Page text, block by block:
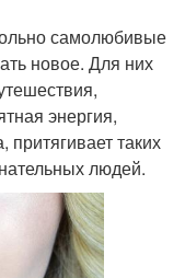
самолюбивые
новое. Для них
энергия,
притягивает таких
людей.